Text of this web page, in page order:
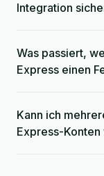
Integration
Was passiert,
Express einen
Kann ich
Express-